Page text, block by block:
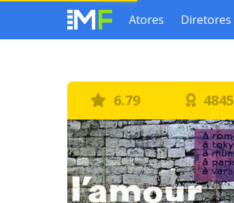
Atores Diretores
6.79 4845